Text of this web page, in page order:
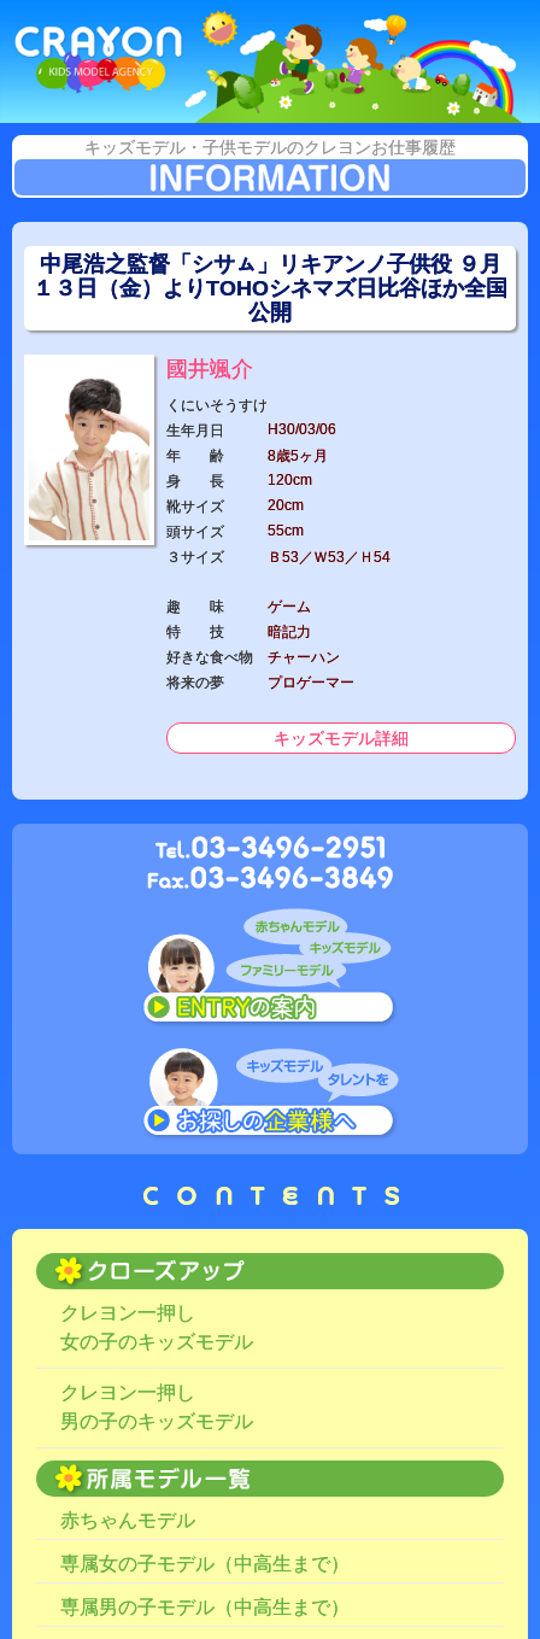
キッズモデル・子供モデルのクレヨンお仕事履歴
中尾浩之監督「シサㇺ」リキアンノ子供役 ９月
１３日（金）よりTOHOシネマズ日比谷ほか全国
公開
國井颯介
くにいそうすけ
生年月日
H30/03/06
年 齢
8歳5ヶ月
身 長
120cm
靴サイズ
20cm
頭サイズ
55cm
３サイズ
Ｂ53／Ｗ53／Ｈ54
趣 味
ゲーム
特 技
暗記力
好きな食べ物
チャーハン
将来の夢
プロゲーマー
キッズモデル詳細
クレヨン一押し
女の子のキッズモデル
クレヨン一押し
男の子のキッズモデル
赤ちゃんモデル
専属女の子モデル（中高生まで）
専属男の子モデル（中高生まで）